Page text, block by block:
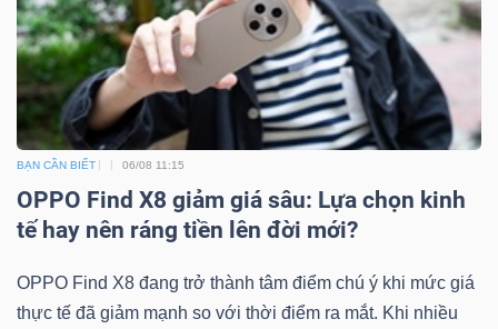
BẠN CẦN BIẾT 06/08 11:15
OPPO Find X8 giảm giá sâu: Lựa chọn kinh
tế hay nên ráng tiền lên đời mới?
OPPO Find X8 đang trở thành tâm điểm chú ý khi mức giá
thực tế đã giảm mạnh so với thời điểm ra mắt. Khi nhiều